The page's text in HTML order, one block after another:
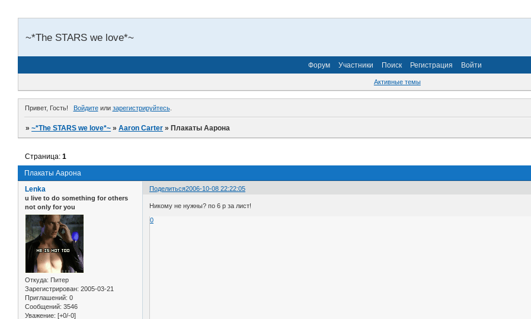
~*The STARS we love*~
Форум Участники Поиск Регистрация Войти
Активные темы
Привет, Гость! Войдитеили зарегистрируйтесь.
»~*The STARS we love*~ »Aaron Carter »Плакаты Аарона
Плакаты Аарона
Страница:1
Поделиться2006-10-08 22:22:05
Lenka
u live to do something for others
not only for you
Откуда: Питер
Зарегистрирован: 2005-03-21
Приглашений: 0
Сообщений: 3546
Уважение: [+0/-0]
Никому не нужны? по 6 р за лист!
0